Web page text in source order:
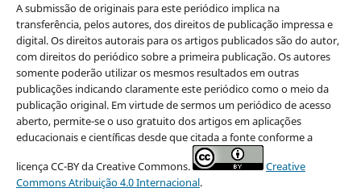
A submissão de originais para este periódico implica na
transferência, pelos autores, dos direitos de publicação impressa e
digital. Os direitos autorais para os artigos publicados são do autor,
com direitos do periódico sobre a primeira publicação. Os autores
somente poderão utilizar os mesmos resultados em outras
publicações indicando claramente este periódico como o meio da
publicação original. Em virtude de sermos um periódico de acesso
aberto, permite-se o uso gratuito dos artigos em aplicações
educacionais e científicas desde que citada a fonte conforme a
licença CC-BY da Creative Commons.
Creative
Commons Atribuição 4.0 Internacional.